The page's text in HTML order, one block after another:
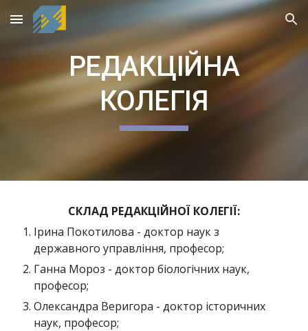
Skip to main content Skip to navigation
РЕДАКЦІЙНА
КОЛЕГІЯ
СКЛАД РЕДАКЦІЙНОЇ КОЛЕГІЇ:
Ірина Покотилова - доктор наук з
державного управління, професор;
Ганна Мороз - доктор біологічних наук,
професор;
Олександра Веригора - доктор історичних
наук, професор;